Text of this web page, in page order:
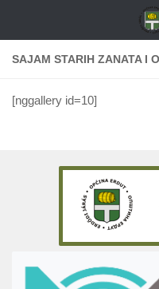
SAJAM STARIH ZANATA I
[nggallery id=10]